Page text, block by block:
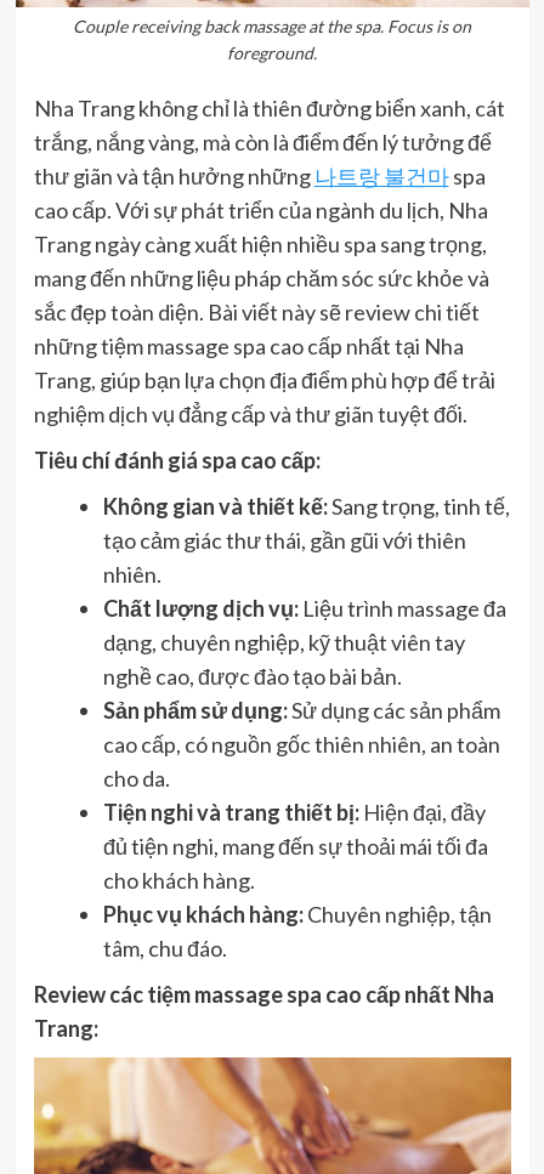
Couple receiving back massage at the spa. Focus is on
foreground.
Nha Trang không chỉ là thiên đường biển xanh, cát
trắng, nắng vàng, mà còn là điểm đến lý tưởng để
thư giãn và tận hưởng những 나트랑 불건마spa
cao cấp. Với sự phát triển của ngành du lịch, Nha
Trang ngày càng xuất hiện nhiều spa sang trọng,
mang đến những liệu pháp chăm sóc sức khỏe và
sắc đẹp toàn diện. Bài viết này sẽ review chi tiết
những tiệm massage spa cao cấp nhất tại Nha
Trang, giúp bạn lựa chọn địa điểm phù hợp để trải
nghiệm dịch vụ đẳng cấp và thư giãn tuyệt đối.
Tiêu chí đánh giá spa cao cấp:
Không gian và thiết kế:Sang trọng, tinh tế,
tạo cảm giác thư thái, gần gũi với thiên
nhiên.
Chất lượng dịch vụ:Liệu trình massage đa
dạng, chuyên nghiệp, kỹ thuật viên tay
nghề cao, được đào tạo bài bản.
Sản phẩm sử dụng:Sử dụng các sản phẩm
cao cấp, có nguồn gốc thiên nhiên, an toàn
cho da.
Tiện nghi và trang thiết bị:Hiện đại, đầy
đủ tiện nghi, mang đến sự thoải mái tối đa
cho khách hàng.
Phục vụ khách hàng:Chuyên nghiệp, tận
tâm, chu đáo.
Review các tiệm massage spa cao cấp nhất Nha
Trang: